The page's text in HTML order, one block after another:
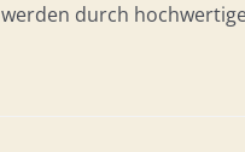
werden durch